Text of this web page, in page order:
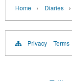
Home › Diaries ›
Privacy Terms